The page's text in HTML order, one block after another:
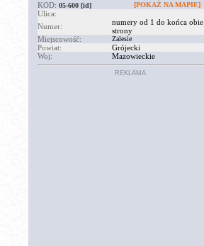
KOD: 05-600 [id] [POKAŻ NA MAPIE]
Ulica:
Numer:
numery od 1 do końca obie
strony
Miejscowość:
Zalesie
Powiat:
Grójecki
Woj:
Mazowieckie
REKLAMA